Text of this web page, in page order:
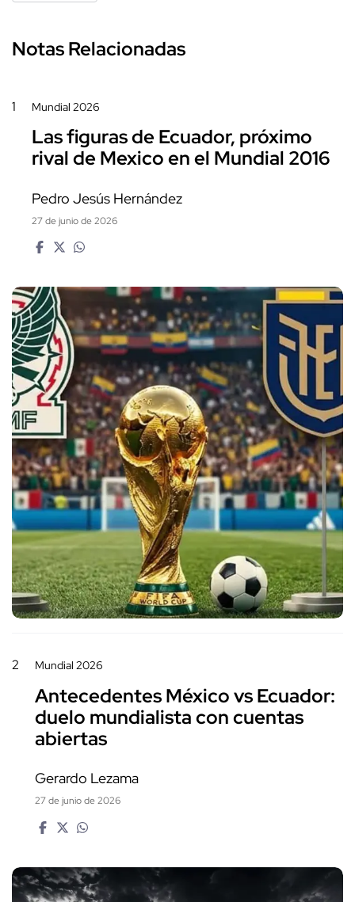
Notas Relacionadas
1 Mundial 2026
Las figuras de Ecuador, próximo
rival de Mexico en el Mundial 2016
Pedro Jesús Hernández
27 de junio de 2026
2 Mundial 2026
Antecedentes México vs Ecuador:
duelo mundialista con cuentas
abiertas
Gerardo Lezama
27 de junio de 2026